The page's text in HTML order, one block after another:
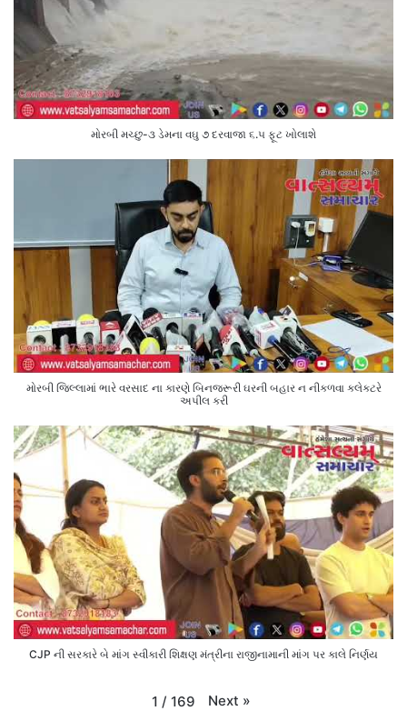
મોરબી મચ્છુ-૩ ડેમના વઘુ ૭ દરવાજા ૬.૫ ફૂટ ખોલાશે
મોરબી જિલ્લામાં ભારે વરસાદ ના કારણે બિનજરૂરી ઘરની બહાર ન નીકળવા કલેક્ટરે
અપીલ કરી
CJP ની સરકારે બે માંગ સ્વીકારી શિક્ષણ મંત્રીના રાજીનામાની માંગ પર કાલે નિર્ણય
1 / 169 Next »